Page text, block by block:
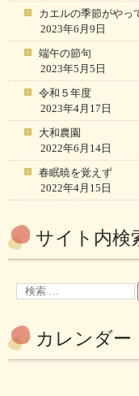
カエルの季節がやっ
2023年6月9日
端午の節句
2023年5月5日
令和５年度
2023年4月17日
大和農園
2022年6月14日
春眠暁を覚えず
2022年4月15日
サイト内検
カレンダー